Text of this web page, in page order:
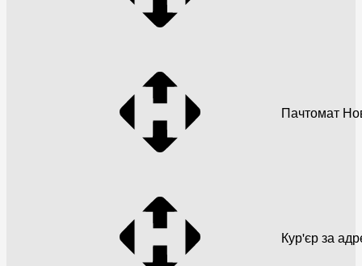
Пачтомат
Кур'єр за